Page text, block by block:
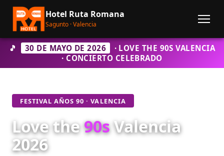
Hotel Ruta Romana
Sagunto · Valencia
🎵 30 DE MAYO DE 2026
· LOVE THE 90S VALENCIA
· CONCIERTO CELEBRADO
FESTIVAL AÑOS 90 · VALENCIA
Love the90sValencia
2026